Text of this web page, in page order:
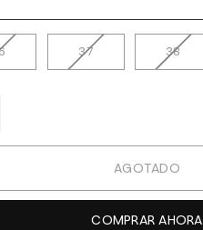
37 38
AGOTADO
COMPRAR AHORA